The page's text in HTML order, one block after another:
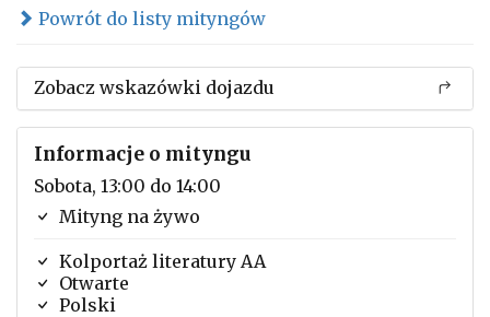
Powrót do listy mityngów
Zobacz wskazówki dojazdu
Informacje o mityngu
Sobota, 13:00 do 14:00
Mityng na żywo
Kolportaż literatury AA
Otwarte
Polski